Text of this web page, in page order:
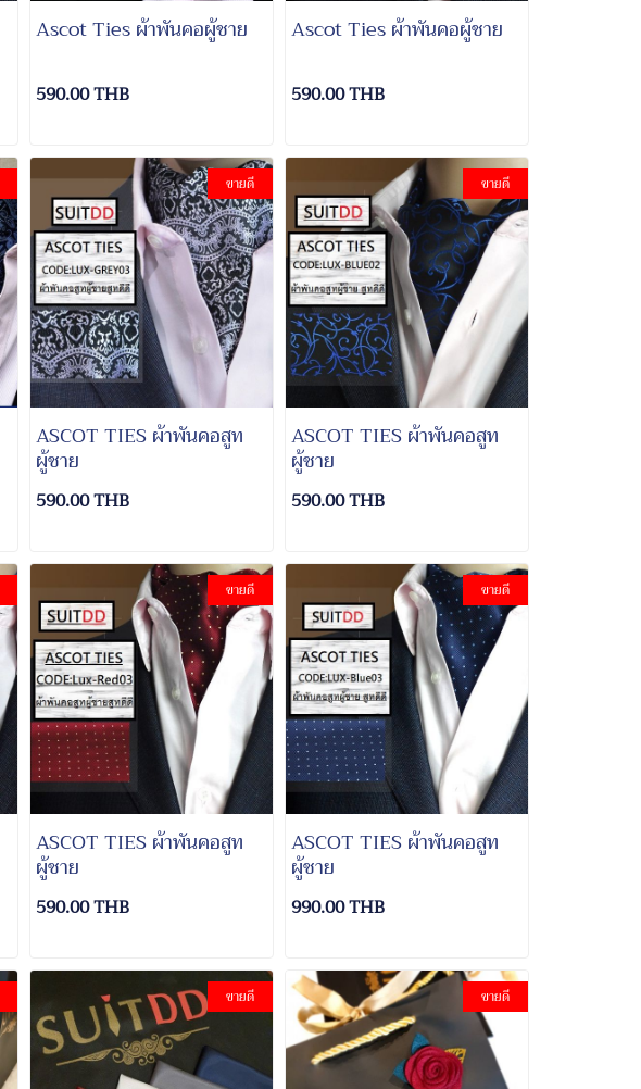
Ascot Ties ผ้าพันคอผู้ชาย
590.00 THB
Ascot Ties ผ้าพันคอผู้ชาย
590.00 THB
ขายดี
ASCOT TIES ผ้าพันคอสูท
ผู้ชาย
590.00 THB
ขายดี
ASCOT TIES ผ้าพันคอสูท
ผู้ชาย
590.00 THB
ขายดี
ASCOT TIES ผ้าพันคอสูท
ผู้ชาย
590.00 THB
ขายดี
ASCOT TIES ผ้าพันคอสูท
ผู้ชาย
990.00 THB
ขายดี ขายดี